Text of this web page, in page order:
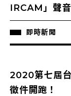
IRCAM」聲
即時新聞
2020第七屆
徵件開跑！